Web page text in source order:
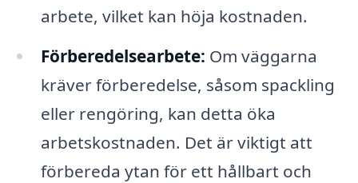
arbete, vilket kan höja kostnaden.
Förberedelsearbete: Om väggarna
kräver förberedelse, såsom spackling
eller rengöring, kan detta öka
arbetskostnaden. Det är viktigt att
förbereda ytan för ett hållbart och